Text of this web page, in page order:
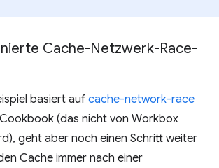
Cache-Netzwerk-Race-
basiert auf cache-network-race
(das nicht von Workbox
geht aber noch einen Schritt weiter
Cache immer nach einer